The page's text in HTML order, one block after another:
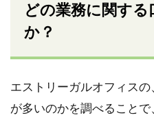
どの業務に関す
か？
エストリーガルオフィス
が多いのかを調べること